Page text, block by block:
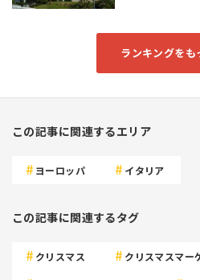
ランキングをも
この記事に関連するエリア
ヨーロッパ イタリア
この記事に関連するタグ
クリスマス クリスマスマー